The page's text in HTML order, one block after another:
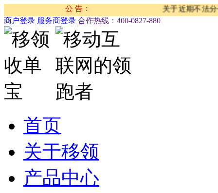
公 告：
关于近期不法分
商户登录 服务商登录 合作热线：‭400-0827-880
首页
关于移领
产品中心